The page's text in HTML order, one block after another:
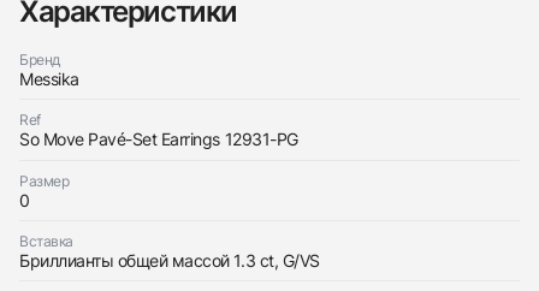
Характеристики
Бренд
Messika
Ref
So Move Pavé-Set Earrings 12931-PG
Размер
0
Вставка
Бриллианты общей массой 1.3 ct, G/VS
Заказать эти часы
с вами
Messika
Трейд-ин часов
Оставьте ваши контактные данные и мы свяжемся
So Move Pavé Earrings Pg
НовыеКоробка + Документы